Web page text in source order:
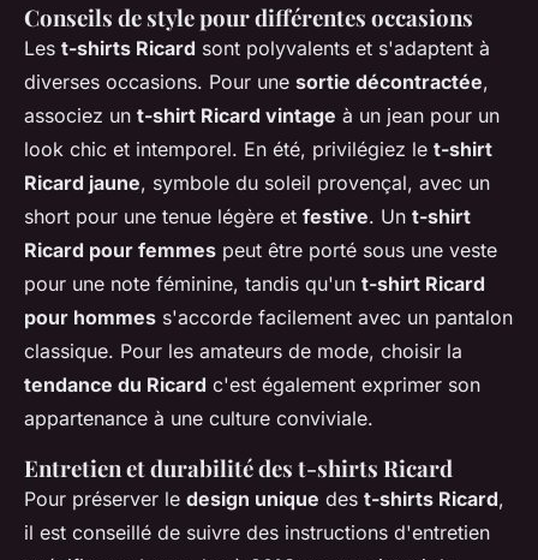
Conseils de style pour différentes occasions
Les t-shirts Ricard sont polyvalents et s'adaptent à
diverses occasions. Pour une sortie décontractée,
associez un t-shirt Ricard vintage à un jean pour un
look chic et intemporel. En été, privilégiez le t-shirt
Ricard jaune, symbole du soleil provençal, avec un
short pour une tenue légère et festive. Un t-shirt
Ricard pour femmes peut être porté sous une veste
pour une note féminine, tandis qu'un t-shirt Ricard
pour hommes s'accorde facilement avec un pantalon
classique. Pour les amateurs de mode, choisir la
tendance du Ricard c'est également exprimer son
appartenance à une culture conviviale.
Entretien et durabilité des t-shirts Ricard
Pour préserver le design unique des t-shirts Ricard,
il est conseillé de suivre des instructions d'entretien